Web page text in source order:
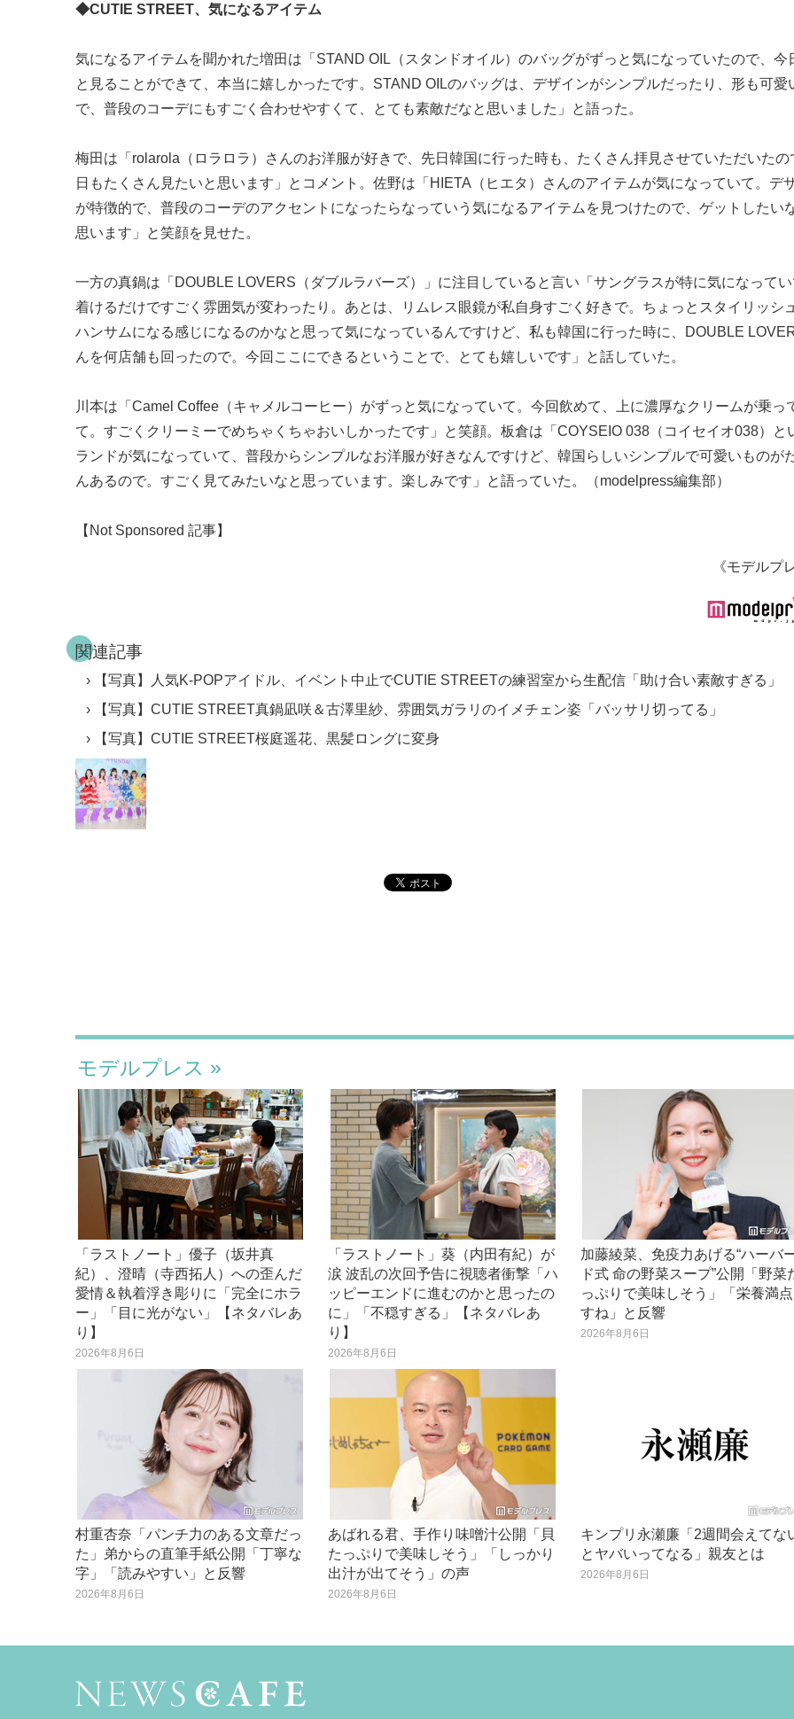
◆CUTIE STREET、気になるアイテム
気になるアイテムを聞かれた増田は「STAND OIL（スタンドオイル）のバッグがずっと気になっていたので、今
と見ることができて、本当に嬉しかったです。STAND OILのバッグは、デザインがシンプルだったり、形も可愛
で、普段のコーデにもすごく合わせやすくて、とても素敵だなと思いました」と語った。
梅田は「rolarola（ロラロラ）さんのお洋服が好きで、先日韓国に行った時も、たくさん拝見させていただいたの
日もたくさん見たいと思います」とコメント。佐野は「HIETA（ヒエタ）さんのアイテムが気になっていて。デ
が特徴的で、普段のコーデのアクセントになったらなっていう気になるアイテムを見つけたので、ゲットしたい
思います」と笑顔を見せた。
一方の真鍋は「DOUBLE LOVERS（ダブルラバーズ）」に注目していると言い「サングラスが特に気になって
着けるだけですごく雰囲気が変わったり。あとは、リムレス眼鏡が私自身すごく好きで。ちょっとスタイリッシ
ハンサムになる感じになるのかなと思って気になっているんですけど、私も韓国に行った時に、DOUBLE
んを何店舗も回ったので。今回ここにできるということで、とても嬉しいです」と話していた。
川本は「Camel Coffee（キャメルコーヒー）がずっと気になっていて。今回飲めて、上に濃厚なクリームが乗っ
て。すごくクリーミーでめちゃくちゃおいしかったです」と笑顔。板倉は「COYSEIO 038（コイセイオ038）と
ランドが気になっていて、普段からシンプルなお洋服が好きなんですけど、韓国らしいシンプルで可愛いものが
んあるので。すごく見てみたいなと思っています。楽しみです」と語っていた。（modelpress編集部）
【Not Sponsored 記事】
《モデルプ
関連記事
【写真】人気K-POPアイドル、イベント中止でCUTIE STREETの練習室から生配信「助け合い素敵すぎる」
【写真】CUTIE STREET真鍋凪咲＆古澤里紗、雰囲気ガラリのイメチェン姿「バッサリ切ってる」
【写真】CUTIE STREET桜庭遥花、黒髪ロングに変身
モデルプレス
「ラストノート」優子（坂井真
紀）、澄晴（寺西拓人）への歪んだ
愛情＆執着浮き彫りに「完全にホラ
ー」「目に光がない」【ネタバレあ
り】
2026年8月6日
「ラストノート」葵（内田有紀）が
涙 波乱の次回予告に視聴者衝撃「ハ
ッピーエンドに進むのかと思ったの
に」「不穏すぎる」【ネタバレあ
り】
2026年8月6日
加藤綾菜、免疫力あげる“ハーバ
ド式 命の野菜スープ”公開「野菜
っぷりで美味しそう」「栄養満
すね」と反響
2026年8月6日
村重杏奈「パンチ力のある文章だっ
た」弟からの直筆手紙公開「丁寧な
字」「読みやすい」と反響
2026年8月6日
あばれる君、手作り味噌汁公開「貝
たっぷりで美味しそう」「しっかり
出汁が出てそう」の声
2026年8月6日
キンプリ永瀬廉「2週間会えてな
とヤバいってなる」親友とは
2026年8月6日